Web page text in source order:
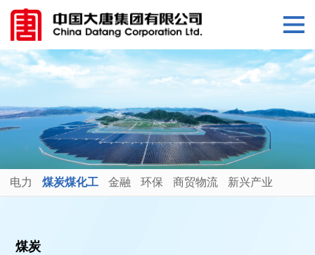
电力 煤炭煤化工 金融 环保 商贸物流 新兴产业
煤炭